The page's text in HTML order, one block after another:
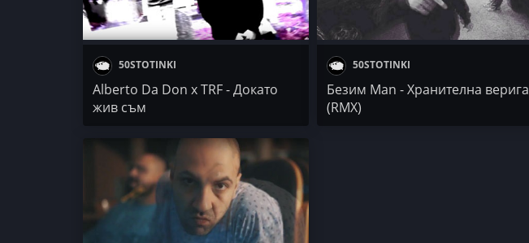
50STOTINKI
Alberto Da Don x TRF - Докато
жив съм
50STOTINKI
Безим Man - Хранителна верига
(RMX)